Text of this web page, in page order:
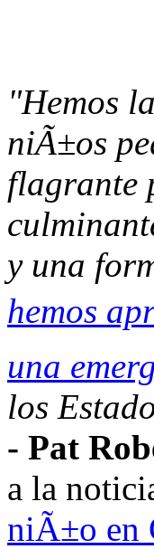
"Hemos
niÃ±os
flagrante
y una
hemos
una
los
- Pat
a la
niÃ±o en